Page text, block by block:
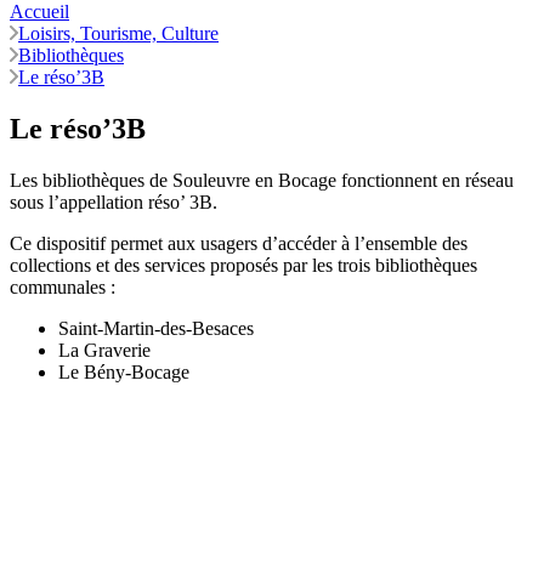
Accueil
Loisirs, Tourisme, Culture
Bibliothèques
Le réso’3B
Le réso’3B
Les bibliothèques de Souleuvre en Bocage fonctionnent en réseau
sous l’appellation réso’ 3B.
Ce dispositif permet aux usagers d’accéder à l’ensemble des
collections et des services proposés par les trois bibliothèques
communales :
Saint-Martin-des-Besaces
La Graverie
Le Bény-Bocage